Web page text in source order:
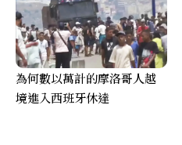
為何數以萬計的摩洛哥人越
境進入西班牙休達